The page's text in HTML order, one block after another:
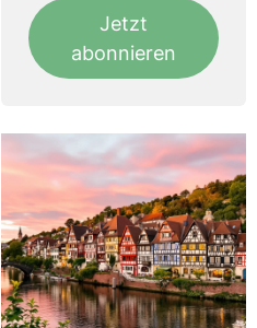
fill
this
field
Mailadresse:
Jetzt
abonnieren